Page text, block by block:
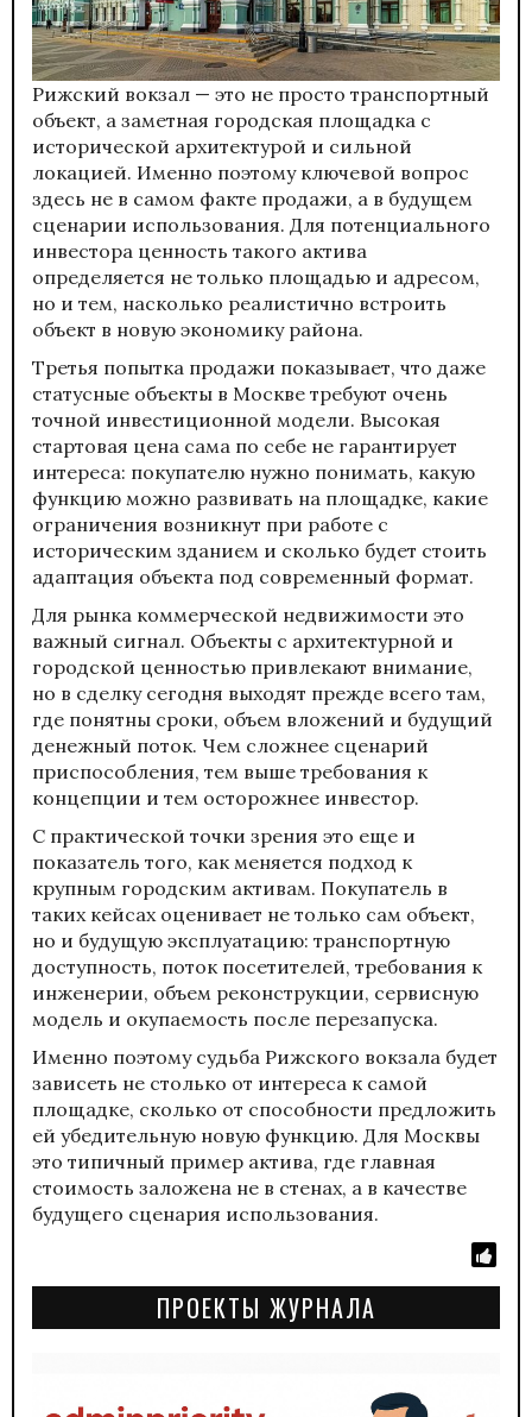
Рижский вокзал — это не просто транспортный
объект, а заметная городская площадка с
исторической архитектурой и сильной
локацией. Именно поэтому ключевой вопрос
здесь не в самом факте продажи, а в будущем
сценарии использования. Для потенциального
инвестора ценность такого актива
определяется не только площадью и адресом,
но и тем, насколько реалистично встроить
объект в новую экономику района.
Третья попытка продажи показывает, что даже
статусные объекты в Москве требуют очень
точной инвестиционной модели. Высокая
стартовая цена сама по себе не гарантирует
интереса: покупателю нужно понимать, какую
функцию можно развивать на площадке, какие
ограничения возникнут при работе с
историческим зданием и сколько будет стоить
адаптация объекта под современный формат.
Для рынка коммерческой недвижимости это
важный сигнал. Объекты с архитектурной и
городской ценностью привлекают внимание,
но в сделку сегодня выходят прежде всего там,
где понятны сроки, объем вложений и будущий
денежный поток. Чем сложнее сценарий
приспособления, тем выше требования к
концепции и тем осторожнее инвестор.
С практической точки зрения это еще и
показатель того, как меняется подход к
крупным городским активам. Покупатель в
таких кейсах оценивает не только сам объект,
но и будущую эксплуатацию: транспортную
доступность, поток посетителей, требования к
инженерии, объем реконструкции, сервисную
модель и окупаемость после перезапуска.
Именно поэтому судьба Рижского вокзала будет
зависеть не столько от интереса к самой
площадке, сколько от способности предложить
ей убедительную новую функцию. Для Москвы
это типичный пример актива, где главная
стоимость заложена не в стенах, а в качестве
будущего сценария использования.
ПРОЕКТЫ ЖУРНАЛА